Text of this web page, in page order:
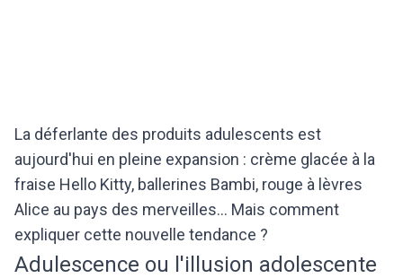
La déferlante des produits adulescents est
aujourd'hui en pleine expansion : crème glacée à la
fraise Hello Kitty, ballerines Bambi, rouge à lèvres
Alice au pays des merveilles... Mais comment
expliquer cette nouvelle tendance ?
Adulescence ou l'illusion adolescente